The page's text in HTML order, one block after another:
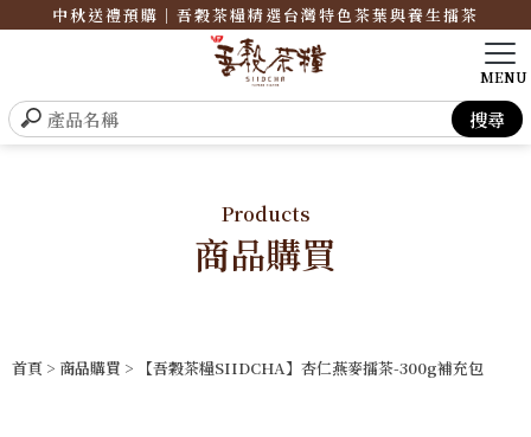
中秋送禮預購｜吾穀茶糧精選台灣特色茶葉與養生擂茶
Products
商品購買
首頁 > 商品購買 > 【吾穀茶糧SIIDCHA】杏仁燕麥擂茶-300g補充包